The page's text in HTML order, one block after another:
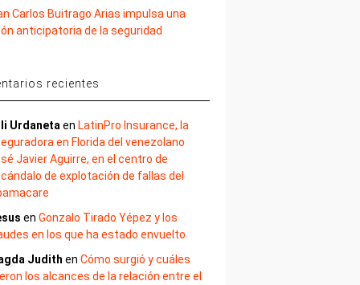
Carlos Buitrago Arias impulsa una
anticipatoria de la seguridad
recientes
Urdaneta en LatinPro Insurance, la
en Florida del venezolano
Javier Aguirre, en el centro de
de explotación de fallas del
enGonzalo Tirado Yépez y los
en los que ha estado envuelto
Judith enCómo surgió y cuáles
los alcances de la relación entre el